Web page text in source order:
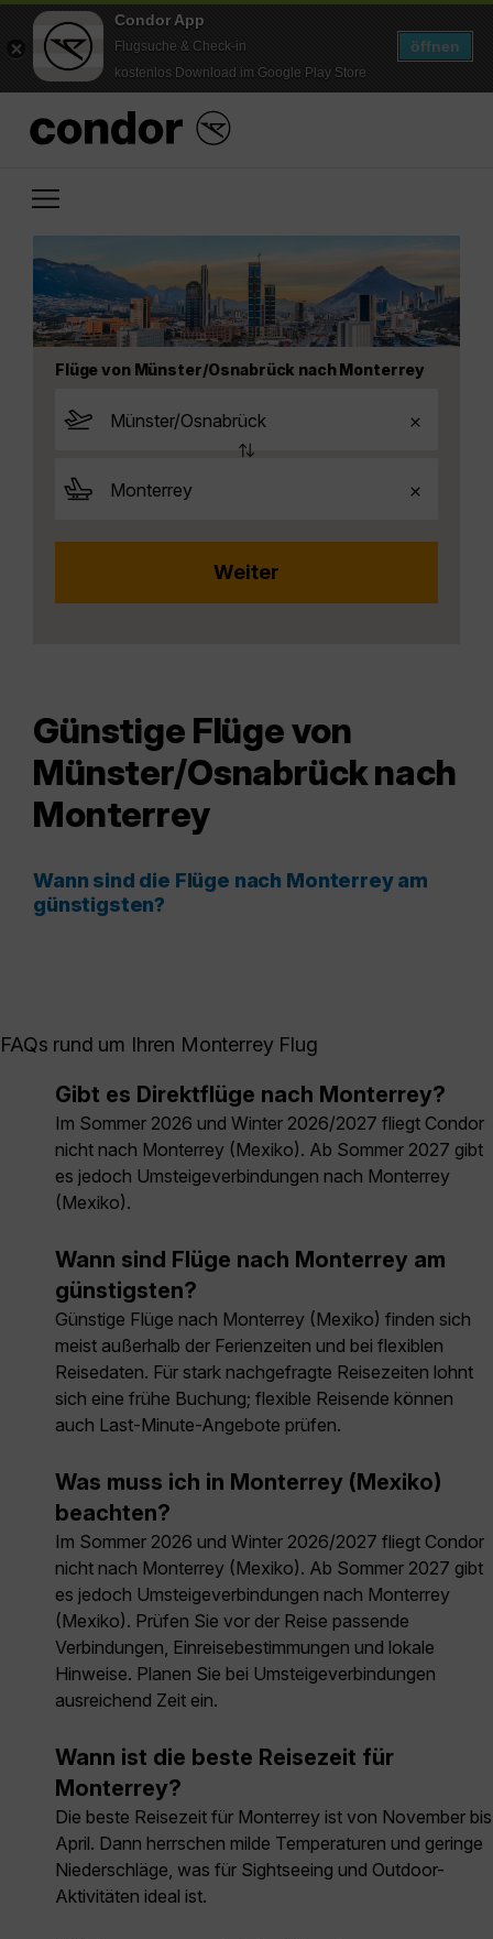
Condor App
Flugsuche & Check-in
kostenlos Download im Google Play Store
öffnen
Flüge von Münster/Osnabrück nach Monterrey
Günstige Flüge von
Münster/Osnabrück nach
Monterrey
Wann sind die Flüge nach Monterrey am
günstigsten?
FAQs rund um Ihren Monterrey Flug
Gibt es Direktflüge nach Monterrey?
Im Sommer 2026 und Winter 2026/2027 fliegt Condor
nicht nach Monterrey (Mexiko). Ab Sommer 2027 gibt
es jedoch Umsteigeverbindungen nach Monterrey
(Mexiko).
Wann sind Flüge nach Monterrey am
günstigsten?
Günstige Flüge nach Monterrey (Mexiko) finden sich
meist außerhalb der Ferienzeiten und bei flexiblen
Reisedaten. Für stark nachgefragte Reisezeiten lohnt
sich eine frühe Buchung; flexible Reisende können
auch Last-Minute-Angebote prüfen.
Was muss ich in Monterrey (Mexiko)
beachten?
Im Sommer 2026 und Winter 2026/2027 fliegt Condor
nicht nach Monterrey (Mexiko). Ab Sommer 2027 gibt
es jedoch Umsteigeverbindungen nach Monterrey
(Mexiko). Prüfen Sie vor der Reise passende
Verbindungen, Einreisebestimmungen und lokale
Hinweise. Planen Sie bei Umsteigeverbindungen
ausreichend Zeit ein.
Wann ist die beste Reisezeit für
Monterrey?
Die beste Reisezeit für Monterrey ist von November bis
April. Dann herrschen milde Temperaturen und geringe
Niederschläge, was für Sightseeing und Outdoor-
Aktivitäten ideal ist.